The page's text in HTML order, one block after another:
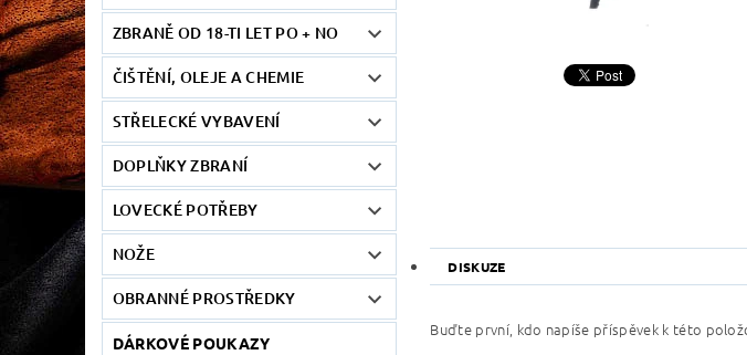
ZBRANĚ OD 18-TI LET PO + NO
ČIŠTĚNÍ, OLEJE A CHEMIE
STŘELECKÉ VYBAVENÍ
DOPLŇKY ZBRANÍ
LOVECKÉ POTŘEBY
NOŽE
OBRANNÉ PROSTŘEDKY
DÁRKOVÉ POUKAZY
DISKUZE
Buďte první, kdo napíše příspěvek k této